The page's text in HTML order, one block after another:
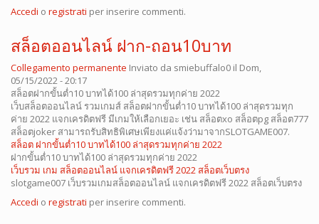
Accedi o registrati per inserire commenti.
สล็อตออนไลน์ ฝาก-ถอน10บาท
Collegamento permanente Inviato da smiebuffalo0 il Dom,
05/15/2022 - 20:17
สล็อตฝากขั้นต่ำ10 บาทได้100 ล่าสุดรวมทุกค่าย 2022
เว็บสล็อตออนไลน์ รวมเกมส์ สล็อตฝากขั้นต่ำ10 บาทได้100 ล่าสุดรวมทุก
ค่าย 2022 แจกเครดิตฟรี มีเกมให้เลือกเยอะ เช่น สล็อตxo สล็อตpg สล็อต777
สล็อตjoker สามารถรับสิทธิพิเศษเพียงแค่แจ้งว่ามาจากSLOTGAME007.
สล็อต ฝากขั้นต่ำ10 บาทได้100 ล่าสุดรวมทุกค่าย 2022
ฝากขั้นต่ำ10 บาทได้100 ล่าสุดรวมทุกค่าย 2022
เว็บรวม เกม สล็อตออนไลน์ แจกเครดิตฟรี 2022 สล็อตเว็บตรง
slotgame007 เว็บรวมเกมสล็อตออนไลน์ แจกเครดิตฟรี 2022 สล็อตเว็บตรง
Accedi o registrati per inserire commenti.